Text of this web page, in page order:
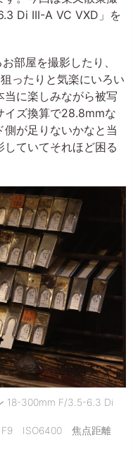
Di III-A VC VXD」を
部屋を撮影したり、
ったりと気楽にいろい
に楽しみながら被写
イズ換算で28.8mmな
が足りないかなと当
ていてそれほど困る
18-300mm F/3.5-6.3 Di
F9 ISO6400 焦点距離